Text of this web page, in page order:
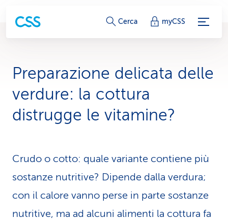
c
e
g
m
e
n
Cerca myCSS
Preparazione delicata delle
verdure: la cottura
distrugge le vitamine?
Crudo o cotto: quale variante contiene più
sostanze nutritive? Dipende dalla verdura;
con il calore vanno perse in parte sostanze
nutritive, ma ad alcuni alimenti la cottura fa